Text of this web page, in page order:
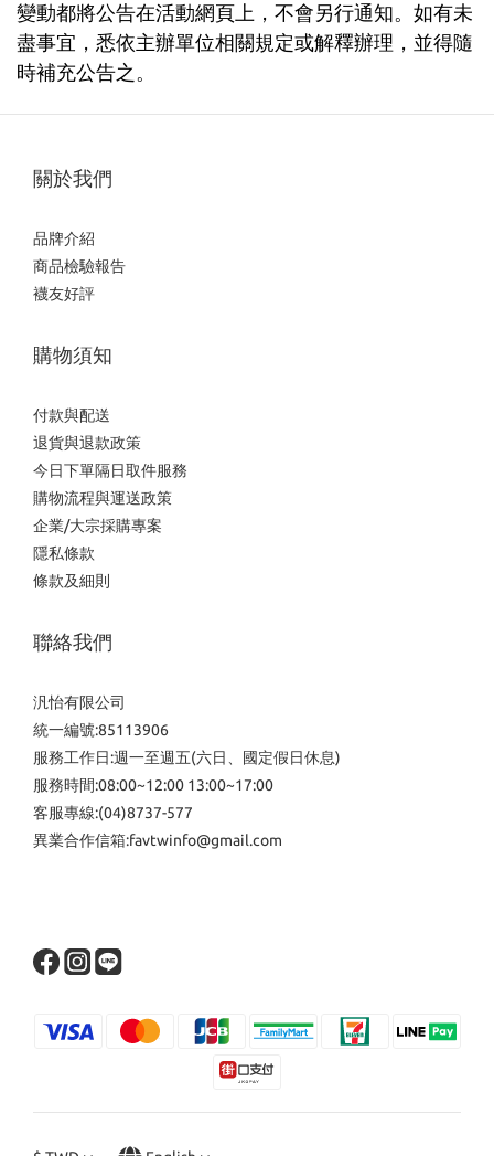
變動都將公告在活動網頁上，不會另行通知。如有未
盡事宜，悉依主辦單位相關規定或解釋辦理，並得隨
時補充公告之。
關於我們
品牌介紹
商品檢驗報告
襪友好評
購物須知
付款與配送
退貨與退款政策
今日下單隔日取件服務
購物流程與運送政策
企業/大宗採購專案
隱私條款
條款及細則
聯絡我們
汎怡有限公司
統一編號:85113906
服務工作日:週一至週五(六日、國定假日休息)
服務時間:08:00~12:00 13:00~17:00
客服專線:(04)8737-577
異業合作信箱:favtwinfo@gmail.com